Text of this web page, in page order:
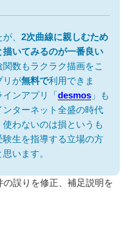
、 2次曲線に親しむため
いてみるのが一番良い
数もラクラク描画をこ
リが無料で利用できま
ンアプリ「desmos 」も
ターネット全盛の時代
わないのは損というも
生を指導する立場の方
います。
の誤りを修正、補足説明を